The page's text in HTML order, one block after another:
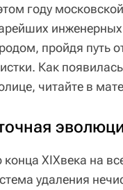
году
пройдя путь
Как
читайте в
конца XIXвека на
удаления